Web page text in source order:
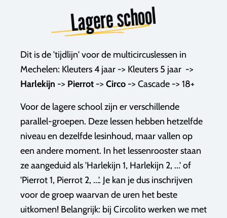
Lagere school
Dit is de 'tijdlijn' voor de multicircuslessen in
Mechelen: Kleuters 4 jaar -> Kleuters 5 jaar ->
Harlekijn -> Pierrot -> Circo -> Cascade -> 18+
Voor de lagere school zijn er verschillende
parallel-groepen. Deze lessen hebben hetzelfde
niveau en dezelfde lesinhoud, maar vallen op
een andere moment. In het lessenrooster staan
ze aangeduid als 'Harlekijn 1, Harlekijn 2, ...' of
'Pierrot 1, Pierrot 2, ...'. Je kan je dus inschrijven
voor de groep waarvan de uren het beste
uitkomen! Belangrijk: bij Circolito werken we met